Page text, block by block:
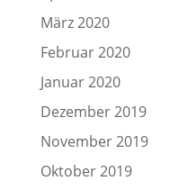
März 2020
Februar 2020
Januar 2020
Dezember 2019
November 2019
Oktober 2019